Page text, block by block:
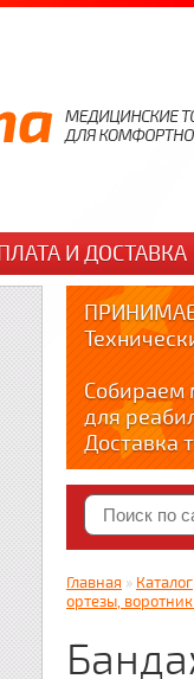
И ДОСТАВКА
Собираем
для
Доставка
по тел.
Краткие
Яндекс.
zabota16.ru
Всегда на
Главная » Каталог
ортезы,